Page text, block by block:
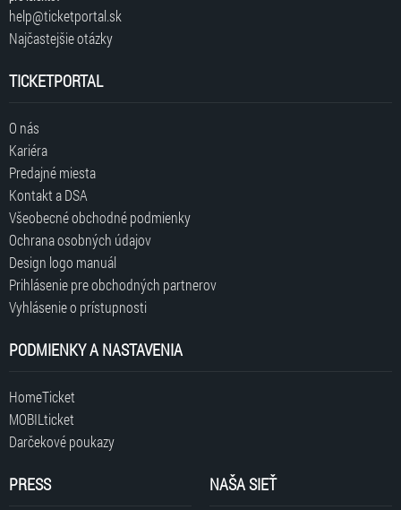
help@ticketportal.sk
Najčastejšie otázky
TICKETPORTAL
O nás
Kariéra
Predajné miesta
Kontakt a DSA
Všeobecné obchodné podmienky
Ochrana osobných údajov
Design logo manuál
Prihlásenie pre obchodných partnerov
Vyhlásenie o prístupnosti
PODMIENKY A NASTAVENIA
HomeTicket
MOBILticket
Darčekové poukazy
PRESS NAŠA SIEŤ